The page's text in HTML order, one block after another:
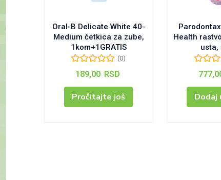
Oral-B Delicate White 40-
Medium četkica za zube,
1kom+1GRATIS
(0)
189,00 RSD
Pročitajte još
Health
usta,
Dodaj